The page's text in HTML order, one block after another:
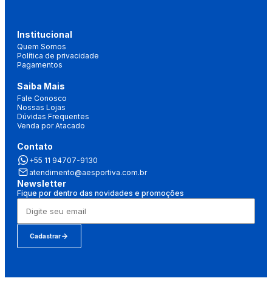
Institucional
Quem Somos
Política de privacidade
Pagamentos
Saiba Mais
Fale Conosco
Nossas Lojas
Dúvidas Frequentes
Venda por Atacado
Contato
+55 11 94707-9130
atendimento@aesportiva.com.br
Newsletter
Fique por dentro das novidades e promoções
Cadastrar